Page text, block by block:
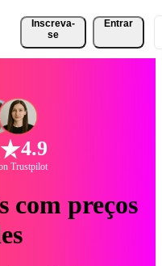
Inscreva-
se
Entrar
4.9
Trustpilot
com preços